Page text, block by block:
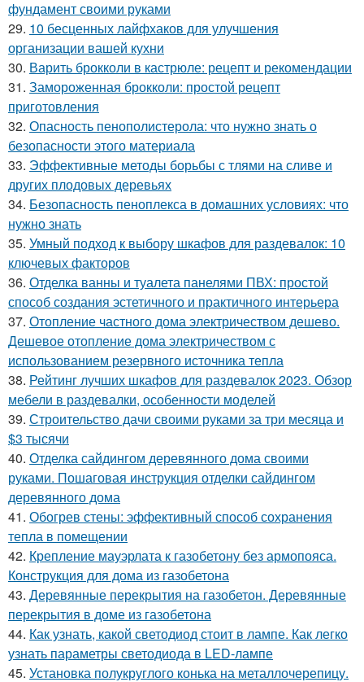
фундамент своими руками
29. 10 бесценных лайфхаков для улучшения
организации вашей кухни
30. Варить брокколи в кастрюле: рецепт и рекомендации
31. Замороженная брокколи: простой рецепт
приготовления
32. Опасность пенополистерола: что нужно знать о
безопасности этого материала
33. Эффективные методы борьбы с тлями на сливе и
других плодовых деревьях
34. Безопасность пеноплекса в домашних условиях: что
нужно знать
35. Умный подход к выбору шкафов для раздевалок: 10
ключевых факторов
36. Отделка ванны и туалета панелями ПВХ: простой
способ создания эстетичного и практичного интерьера
37. Отопление частного дома электричеством дешево.
Дешевое отопление дома электричеством с
использованием резервного источника тепла
38. Рейтинг лучших шкафов для раздевалок 2023. Обзор
мебели в раздевалки, особенности моделей
39. Строительство дачи своими руками за три месяца и
$3 тысячи
40. Отделка сайдингом деревянного дома своими
руками. Пошаговая инструкция отделки сайдингом
деревянного дома
41. Обогрев стены: эффективный способ сохранения
тепла в помещении
42. Крепление мауэрлата к газобетону без армопояса.
Конструкция для дома из газобетона
43. Деревянные перекрытия на газобетон. Деревянные
перекрытия в доме из газобетона
44. Как узнать, какой светодиод стоит в лампе. Как легко
узнать параметры светодиода в LED-лампе
45. Установка полукруглого конька на металлочерепицу.